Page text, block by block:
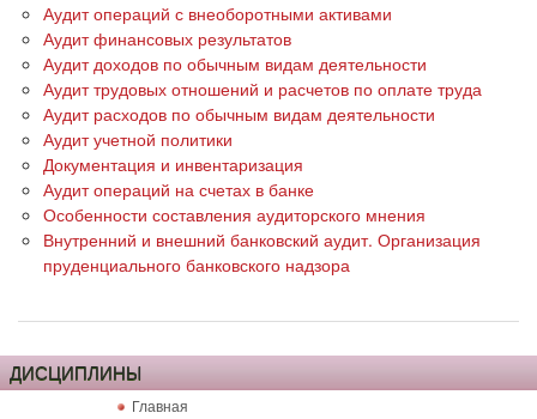
Аудит операций с внеоборотными активами
Аудит финансовых результатов
Аудит доходов по обычным видам деятельности
Аудит трудовых отношений и расчетов по оплате труда
Аудит расходов по обычным видам деятельности
Аудит учетной политики
Документация и инвентаризация
Аудит операций на счетах в банке
Особенности составления аудиторского мнения
Внутренний и внешний банковский аудит. Организация
пруденциального банковского надзора
ДИСЦИПЛИНЫ
Главная